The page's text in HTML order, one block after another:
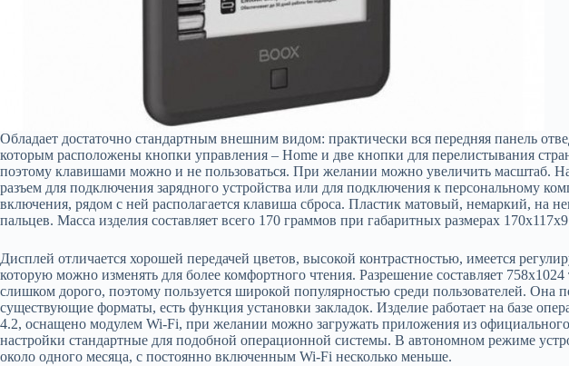
Обладает достаточно стандартным внешним видом: практически вся передняя панель
которым расположены кнопки управления – Home и две кнопки для перелистывания
поэтому клавишами можно и не пользоваться. При желании можно увеличить масштаб.
разъем для подключения зарядного устройства или для подключения к персональному
включения, рядом с ней располагается клавиша сброса. Пластик матовый, немаркий, на
пальцев. Масса изделия составляет всего 170 граммов при габаритных размерах
Дисплей отличается хорошей передачей цветов, высокой контрастностью, имеется
которую можно изменять для более комфортного чтения. Разрешение составляет
слишком дорого, поэтому пользуется широкой популярностью среди пользователей. Она
существующие форматы, есть функция установки закладок. Изделие работает на базе
4.2, оснащено модулем Wi-Fi, при желании можно загружать приложения из
настройки стандартные для подобной операционной системы. В автономном режиме
около одного месяца, с постоянно включенным Wi-Fi несколько меньше.